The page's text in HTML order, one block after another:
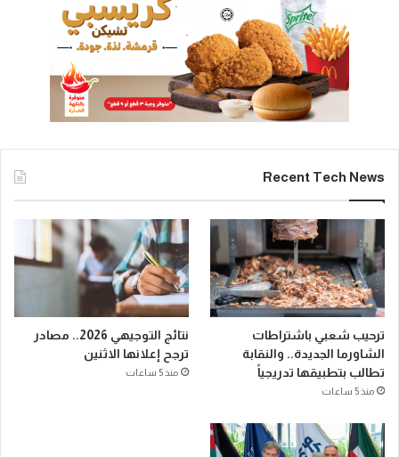
Recent Tech News
ترحيب شعبي باشتراطات
الشاورما الجديدة.. والنقابة
تطالب بتطبيقها تدريجياً
منذ 5 ساعات
نتائج التوجيهي 2026.. مصادر
ترجح إعلانها الاثنين
منذ 5 ساعات